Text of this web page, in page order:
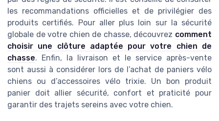
les recommandations officielles et de privilégier des
produits certifiés. Pour aller plus loin sur la sécurité
globale de votre chien de chasse, découvrez comment
choisir une clôture adaptée pour votre chien de
chasse. Enfin, la livraison et le service après-vente
sont aussi à considérer lors de l’achat de paniers vélo
chiens ou d’accessoires vélo trixie. Un bon produit
panier doit allier sécurité, confort et praticité pour
garantir des trajets sereins avec votre chien.